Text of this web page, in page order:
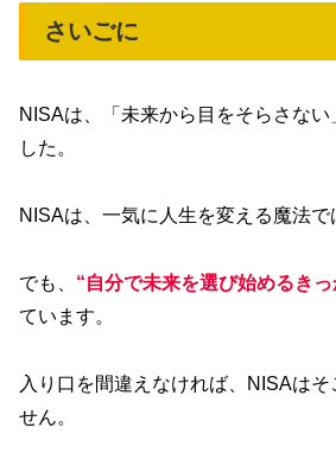
さいごに
NISAは、「未来から目をそらさな
した。
NISAは、一気に人生を変える魔法で
でも、 “自分で未来を選び始めるきっ
ています。
入り口を間違えなければ、NISAはそ
せん。